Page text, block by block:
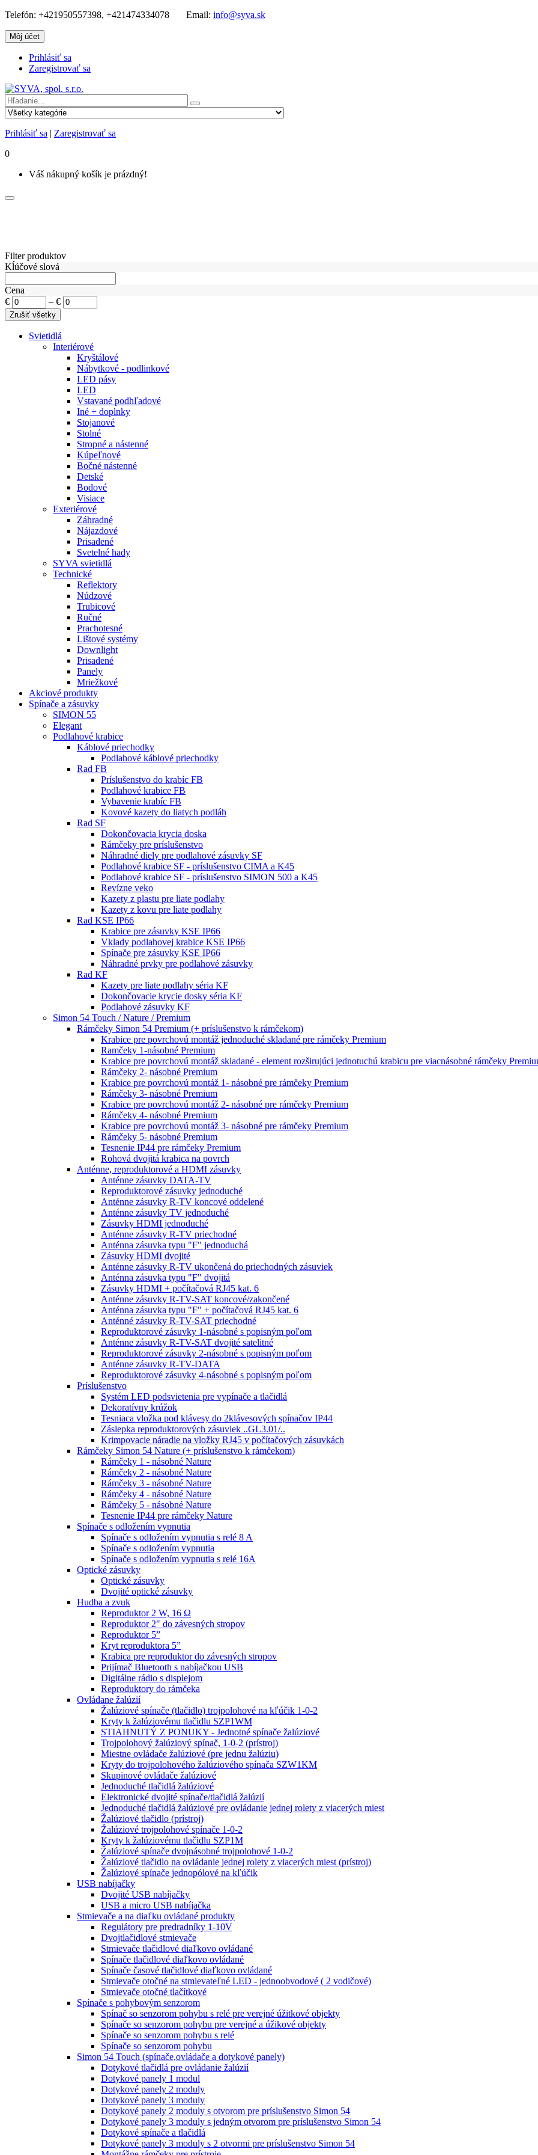
Telefón: +421950557398, +421474334078 Email: info@syva.sk
Môj účet
Prihlásiť sa
Zaregistrovať sa
Prihlásiť sa | Zaregistrovať sa
0
Váš nákupný košík je prázdný!
Filter produktov
Kĺúčové slová
Cena
€
– €
Svietidlá
Interiérové
Kryštálové
Nábytkové - podlinkové
LED pásy
LED
Vstavané podhľadové
Iné + doplnky
Stojanové
Stolné
Stropné a nástenné
Kúpeľnové
Bočné nástenné
Detské
Bodové
Visiace
Exteriérové
Záhradné
Nájazdové
Prisadené
Svetelné hady
SYVA svietidlá
Technické
Reflektory
Núdzové
Trubicové
Ručné
Prachotesné
Lištové systémy
Downlight
Prisadené
Panely
Mriežkové
Akciové produkty
Spínače a zásuvky
SIMON 55
Elegant
Podlahové krabice
Káblové priechodky
Podlahové káblové priechodky
Rad FB
Príslušenstvo do krabíc FB
Podlahové krabice FB
Vybavenie krabíc FB
Kovové kazety do liatych podláh
Rad SF
Dokončovacia krycia doska
Rámčeky pre príslušenstvo
Náhradné diely pre podlahové zásuvky SF
Podlahové krabice SF - príslušenstvo CIMA a K45
Podlahové krabice SF - príslušenstvo SIMON 500 a K45
Revízne veko
Kazety z plastu pre liate podlahy
Kazety z kovu pre liate podlahy
Rad KSE IP66
Krabice pre zásuvky KSE IP66
Vklady podlahovej krabice KSE IP66
Spínače pre zásuvky KSE IP66
Náhradné prvky pre podlahové zásuvky
Rad KF
Kazety pre liate podlahy séria KF
Dokončovacie krycie dosky séria KF
Podlahové zásuvky KF
Simon 54 Touch / Nature / Premium
Rámčeky Simon 54 Premium (+ príslušenstvo k rámčekom)
Krabice pre povrchovú montáž jednoduché skladané pre rámčeky Premium
Ramčeky 1-násobné Premium
Krabice pre povrchovú montáž skladané - element rozširujúci jednotuchú krabicu pre viacnásobné rámčeky
Rámčeky 2- násobné Premium
Krabice pre povrchovú montáž 1- násobné pre rámčeky Premium
Rámčeky 3- násobné Premium
Krabice pre povrchovú montáž 2- násobné pre rámčeky Premium
Rámčeky 4- násobné Premium
Krabice pre povrchovú montáž 3- násobné pre rámčeky Premium
Rámčeky 5- násobné Premium
Tesnenie IP44 pre rámčeky Premium
Rohová dvojitá krabica na povrch
Anténne, reproduktorové a HDMI zásuvky
Anténne zásuvky DATA-TV
Reproduktorové zásuvky jednoduché
Anténne zásuvky R-TV koncové oddelené
Anténne zásuvky TV jednoduché
Zásuvky HDMI jednoduché
Anténne zásuvky R-TV priechodné
Anténna zásuvka typu "F" jednoduchá
Zásuvky HDMI dvojité
Anténne zásuvky R-TV ukončená do priechodných zásuviek
Anténna zásuvka typu "F" dvojitá
Zásuvky HDMI + počítačová RJ45 kat. 6
Anténne zásuvky R-TV-SAT koncové/zakončené
Anténna zásuvka typu "F" + počítačová RJ45 kat. 6
Anténné zásuvky R-TV-SAT priechodné
Reproduktorové zásuvky 1-násobné s popisným poľom
Anténne zásuvky R-TV-SAT dvojité satelitné
Reproduktorové zásuvky 2-násobné s popisným poľom
Anténne zásuvky R-TV-DATA
Reproduktorové zásuvky 4-násobné s popisným poľom
Príslušenstvo
Systém LED podsvietenia pre vypínače a tlačidlá
Dekoratívny krúžok
Tesniaca vložka pod klávesy do 2klávesových spínačov IP44
Záslepka reproduktorových zásuviek ..GL3.01/..
Krimpovacie náradie na vložky RJ45 v počítačových zásuvkách
Rámčeky Simon 54 Nature (+ príslušenstvo k rámčekom)
Rámčeky 1 - násobné Nature
Rámčeky 2 - násobné Nature
Rámčeky 3 - násobné Nature
Rámčeky 4 - násobné Nature
Rámčeky 5 - násobné Nature
Tesnenie IP44 pre rámčeky Nature
Spínače s odložením vypnutia
Spínače s odložením vypnutia s relé 8 A
Spínače s odložením vypnutia
Spínače s odložením vypnutia s relé 16A
Optické zásuvky
Optické zásuvky
Dvojité optické zásuvky
Hudba a zvuk
Reproduktor 2 W, 16 Ω
Reproduktor 2" do závesných stropov
Reproduktor 5”
Kryt reproduktora 5”
Krabica pre reproduktor do závesných stropov
Prijímač Bluetooth s nabíjačkou USB
Digitálne rádio s displejom
Reproduktory do rámčeka
Ovládane žalúzií
Žalúziové spínače (tlačidlo) trojpolohové na kľúčik 1-0-2
Kryty k žalúziovému tlačidlu SZP1WM
STIAHNUTÝ Z PONUKY - Jednotné spínače žalúziové
Trojpolohový žalúziový spínač, 1-0-2 (prístroj)
Miestne ovládače žalúziové (pre jednu žalúziu)
Kryty do trojpolohového žalúziového spínača SZW1KM
Skupinové ovládače žalúziové
Jednoduché tlačidlá žalúziové
Elektronické dvojité spínače/tlačidlá žalúzií
Jednoduché tlačidlá žalúziové pre ovládanie jednej rolety z viacerých miest
Žalúziové tlačidlo (prístroj)
Žalúziové trojpolohové spínače 1-0-2
Kryty k žalúziovému tlačidlu SZP1M
Žalúziové spínače dvojnásobné trojpolohové 1-0-2
Žalúziové tlačidlo na ovládanie jednej rolety z viacerých miest (prístroj)
Žalúziové spínače jednopólové na kľúčik
USB nabíjačky
Dvojité USB nabíjačky
USB a micro USB nabíjačka
Stmievače a na diaľku ovládané produkty
Regulátory pre predradníky 1-10V
Dvojtlačidlové stmievače
Stmievače tlačidlové diaľkovo ovládané
Spínače tlačidlové diaľkovo ovládané
Spínače časové tlačidlové diaľkovo ovládané
Stmievače otočné na stmievateľné LED - jednoobvodové ( 2 vodičové)
Stmievače otočné tlačítkové
Spínače s pohybovým senzorom
Spínač so senzorom pohybu s relé pre verejné úžitkové objekty
Spínače so senzorom pohybu pre verejné a úžikové objekty
Spínače so senzorom pohybu s relé
Spínače so senzorom pohybu
Simon 54 Touch (spínače,ovládače a dotykové panely)
Dotykové tlačidlá pre ovládanie žalúzií
Dotykové panely 1 modul
Dotykové panely 2 moduly
Dotykové panely 3 moduly
Dotykové panely 2 moduly s otvorom pre príslušenstvo Simon 54
Dotykové panely 3 moduly s jedným otvorom pre príslušenstvo Simon 54
Dotykové spínače a tlačidlá
Dotykové panely 3 moduly s 2 otvormi pre príslušenstvo Simon 54